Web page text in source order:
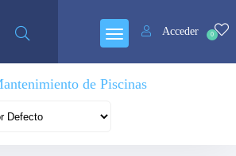
0
Acceder
de Piscinas